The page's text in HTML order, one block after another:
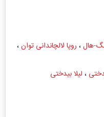
هال، روپا لالچاندانی توان،
، لیلا بیدختی